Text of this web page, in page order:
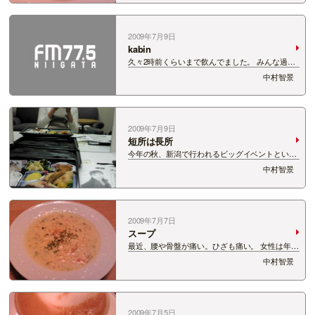
ね。 また、元気になってくれるだろっか。 千葉
っちに株分けしてもらわないと駄目かしら…
2009年7月9日
kabin
久々2時前くらいまで飲んでました。 みんな過敏
でした。 私はニンニクの丸揚げ食べて、元気もり
中村智景
2009年7月9日
短所は長所
今年の秋、新潟で行われるビッグイベントといえ
ば「トキめき国体」 その開催100日前イベント
で、先月、大林素子さんの講演会の司会を してき
ました！ 公演前に準備をしながらお弁当。 大林
さんは、幼い頃、長身であるがゆえにいじ…
中村智景
2009年7月7日
スープ
最近、腰や骨盤が痛い。ひざも痛い。 女性は年を
とれば、特にカルシウム不足になるようになるそ
うな。 早速、牛乳いっぱい入れ込んで・・・。
ベーコンと、根菜たちを細かく刻んで、コンソメ
スープで煮込み・・・ 仕上げにミルクを入…
中村智景
2009年7月5日